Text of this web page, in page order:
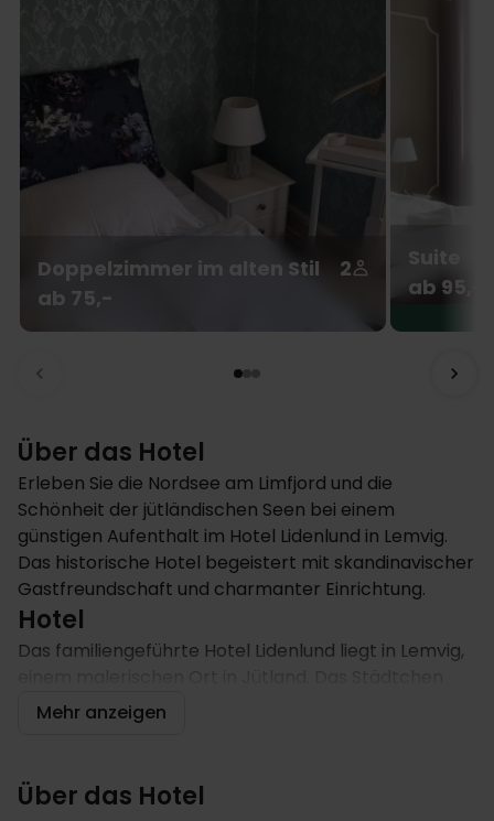
Doppelzimmer im alten Stil
2
ab 75,-
Suite
ab 95,-
Über das Hotel
Erleben Sie die Nordsee am Limfjord und die
Schönheit der jütländischen Seen bei einem
günstigen Aufenthalt im Hotel Lidenlund in Lemvig.
Das historische Hotel begeistert mit skandinavischer
Gastfreundschaft und charmanter Einrichtung.
Hotel
Das familiengeführte Hotel Lidenlund liegt in Lemvig,
grenzt auf der einen Seite an den Limfjord (500 m),
auf der anderen Seite liegt der Lemvig-See (200 m).
ein. Das Hotel blickt auf eine über 100-jährige
Geschichte. Bei der umfangreichen Renovierung 2021
Mehr anzeigen
Über das Hotel